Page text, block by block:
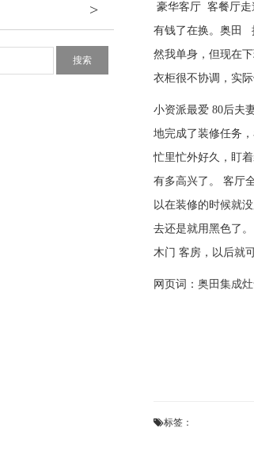
>
豪华客厅 客餐厅
有钱了在换。奥田
然我单身，但现在
衣柜很不协调，实
小资派最爱 80后夫
地完成了装修任
忙里忙外好久，盯
有多高兴了。 客厅
以在装修的时候就
去还是就用黑色了
木门 客房，以后就
网页词： 奥田集成
标签：